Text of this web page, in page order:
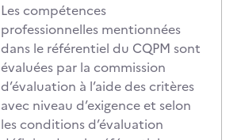
Les compétences
professionnelles mentionnées
dans le référentiel du CQPM sont
évaluées par la commission
d’évaluation à l’aide des critères
avec niveau d’exigence et selon
les conditions d’évaluation